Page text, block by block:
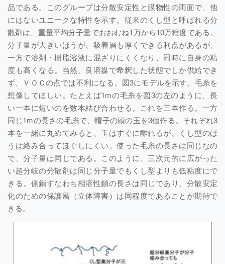
品である。このグループは分散安定性と膜物性の両面で、他
にはないユニークな特性を示す。従来のくし型と呼ばれる分
散剤は、重量平均分子量でおおむね1万から10万程度である。
分子量が大きいほうが、吸着層も厚くできる利点があるが、
一方で溶剤・樹脂溶液に混ざりにくくなり、同時に自身の粘
度も高くなる。当然、良溶媒で希釈した状態でしか供給でき
ず、ＶＯＣの点では不利になる。図3にモデルを示す。毛糸を
想像してほしい。たとえば1mの毛糸を図3の左のように、長
い一本に短いのを数本結び合わせる。これを三本作る。一方
同じ1mの長さの毛糸で、帽子の頭の玉を3個作る。それぞれ3
本を一緒に丸めてみると、玉はすぐに離れるが、くし型のほ
うは絡み合ってほぐしにくい。使った毛糸の長さは同じなの
で、分子量は同じである。このように、三次元的に広がった
い超分岐の分散剤は同じ分子量でもくし型よりも低粘度にで
きる。側鎖すなわち相溶性鎖の長さは同じであり、分散安定
化のための保護層（立体障害）は同程度であることが期待で
きる。